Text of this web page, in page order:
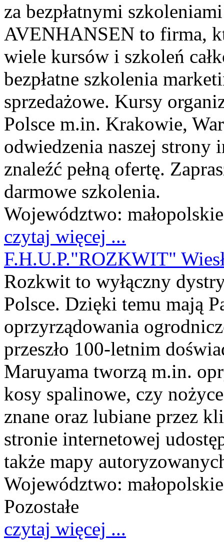
za bezpłatnymi
AVENHANSEN to firma,
wiele kursów i szkoleń
bezpłatne szkolenia
sprzedażowe. Kursy
Polsce m.in. Krakowie,
odwiedzenia naszej strony
znaleźć pełną ofertę.
darmowe szkolenia.
Województwo: małopolskie
czytaj więcej ...
F.H.U.P."ROZKWIT"
Rozkwit to wyłączny
Polsce. Dzięki temu mają
oprzyrządowania
przeszło 100-letnim
Maruyama tworzą m.in.
kosy spalinowe, czy
znane oraz lubiane przez
stronie internetowej
także mapy
Województwo: małopolskie
Pozostałe
czytaj więcej ...